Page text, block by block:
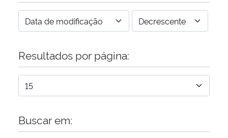
Resultados por página:
Buscar em: